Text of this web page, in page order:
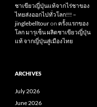
ชาเขียวญี่ปุ่นแท้จากไร่ชาของ
ไทยส่งออกไปทั่วโลก!!! –
jinglebelltouron ครั้งแรกของ
โลก มารุเซ็น ผลิตชาเขียวญี่ปุ่น
แท้ จากญี่ปุ่นสู่เมืองไทย
ARCHIVES
July 2026
June 2026